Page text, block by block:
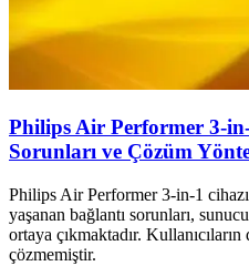
Philips Air Performer 3-
Sorunları ve Çözüm
Philips Air Performer 3-in-1
yaşanan bağlantı sorunları,
ortaya çıkmaktadır.
çözmemiştir.